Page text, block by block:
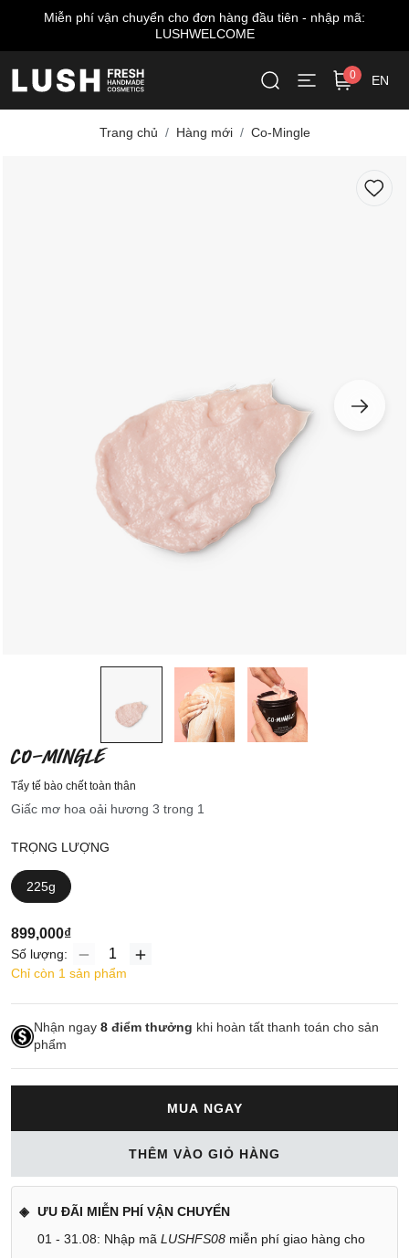
mã: Miễn phí giao hàng cho đơn từ 999.000
0 EN
Trang chủ Hàng mới Co-Mingle
CO-MINGLE
Tẩy tế bào chết toàn thân
Giấc mơ hoa oải hương 3 trong 1
TRỌNG LƯỢNG
225g
899,000₫
Chỉ còn 1 sản phẩm
Số lượng:
Nhận ngay 8 điểm thưởng khi hoàn tất thanh toán cho sản
phẩm
MUA NGAY
THÊM VÀO GIỎ HÀNG
ƯU ĐÃI MIỄN PHÍ VẬN CHUYỂN
01 - 31.08: Nhập mã LUSHFS08 miễn phí giao hàng cho